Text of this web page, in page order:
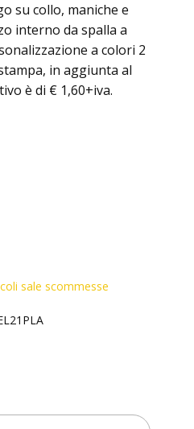
su collo, maniche e
interno da spalla a
a colori 2
in aggiunta al
è di € 1,60+iva.
sale scommesse